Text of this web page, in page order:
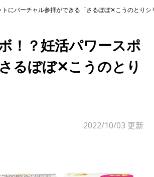
にバーチャル参拝ができる「さるぼぼ✕こうのとりシ
！？妊活パワースポ
るぼぼ✕こうのとり
2022/10/03 更新